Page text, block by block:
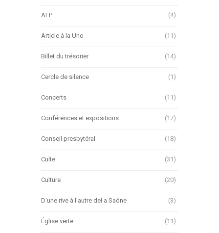
AFP (4)
Article à la Une (11)
Billet du trésorier (14)
Cercle de silence (1)
Concerts (11)
Conférences et expositions (17)
Conseil presbytéral (18)
Culte (31)
Culture (20)
D'une rive à l'autre del a Saône (3)
Église verte (11)